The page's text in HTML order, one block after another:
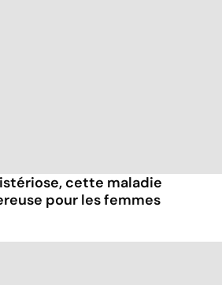
cette maladie
pour les femmes